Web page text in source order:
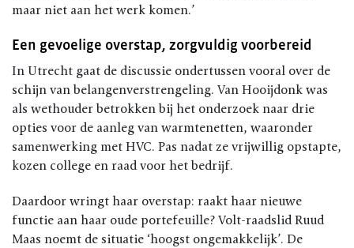
maar niet aan het werk komen.’
Een gevoelige overstap, zorgvuldig voorbereid
In Utrecht gaat de discussie ondertussen vooral over de
schijn van belangenverstrengeling. Van Hooijdonk was
als wethouder betrokken bij het onderzoek naar drie
opties voor de aanleg van warmtenetten, waaronder
samenwerking met HVC. Pas nadat ze vrijwillig opstapte,
kozen college en raad voor het bedrijf.
Daardoor wringt haar overstap: raakt haar nieuwe
functie aan haar oude portefeuille? Volt-raadslid Ruud
Maas noemt de situatie ‘hoogst ongemakkelijk’. De